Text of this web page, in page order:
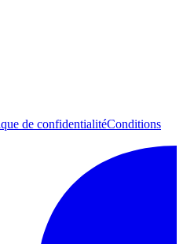
de confidentialitéConditions